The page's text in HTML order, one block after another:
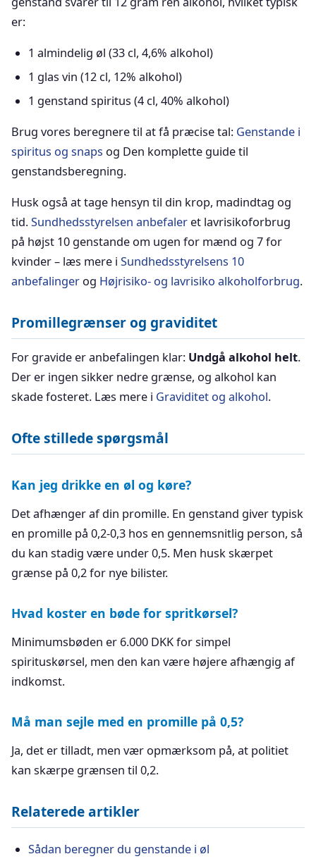
er:
1 almindelig øl (33 cl, 4,6% alkohol)
1 glas vin (12 cl, 12% alkohol)
1 genstand spiritus (4 cl, 40% alkohol)
Brug vores beregnere til at få præcise tal: Genstande i
spiritus og snaps og Den komplette guide til
genstandsberegning.
Husk også at tage hensyn til din krop, madindtag og
tid.Sundhedsstyrelsen anbefaler et lavrisikoforbrug
på højst 10 genstande om ugen for mænd og 7 for
kvinder – læs mere i Sundhedsstyrelsens 10
anbefalinger og Højrisiko- og lavrisiko alkoholforbrug.
Promillegrænser og graviditet
For gravide er anbefalingen klar: Undgå alkohol helt.
Der er ingen sikker nedre grænse, og alkohol kan
skade fosteret. Læs mere i Graviditet og alkohol.
Ofte stillede spørgsmål
Kan jeg drikke en øl og køre?
Det afhænger af din promille. En genstand giver typisk
en promille på 0,2-0,3 hos en gennemsnitlig person, så
du kan stadig være under 0,5. Men husk skærpet
grænse på 0,2 for nye bilister.
Hvad koster en bøde for spritkørsel?
Minimumsbøden er 6.000 DKK for simpel
spirituskørsel, men den kan være højere afhængig af
indkomst.
Må man sejle med en promille på 0,5?
Ja, det er tilladt, men vær opmærksom på, at politiet
kan skærpe grænsen til 0,2.
Relaterede artikler
Sådan beregner du genstande i øl